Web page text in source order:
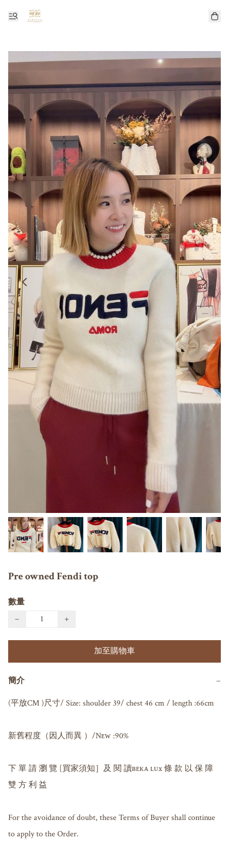
Pre owned Fendi top
數量
−
+
加至購物車
簡介 −
(平放CM )尺寸/ Size: shoulder 39/ chest 46 cm / length :66cm
新舊程度（因人而異 ）/Nᴇᴡ :90%
下 單 請 瀏 覽 [買家須知］及 閱 讀ʙᴇᴋᴀ ʟᴜx 條 款 以 保 障
雙 方 利 益
For the avoidance of doubt, these Terms of Buyer shall continue